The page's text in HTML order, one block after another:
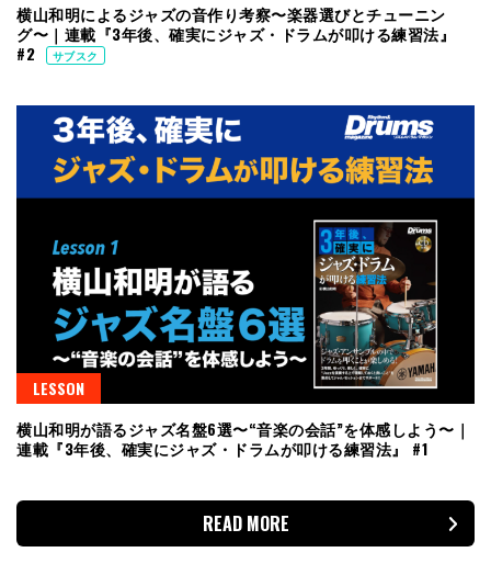
横山和明によるジャズの音作り考察〜楽器選びとチューニン
グ〜｜連載『3年後、確実にジャズ・ドラムが叩ける練習法』
#2
サブスク
LESSON
横山和明が語るジャズ名盤6選〜“音楽の会話”を体感しよう〜｜
連載『3年後、確実にジャズ・ドラムが叩ける練習法』 #1
READ MORE